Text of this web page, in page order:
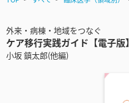
外来・病棟・地域をつなぐ
ケア移行実践ガイド【電子版】
小坂 鎮太郎(他編)